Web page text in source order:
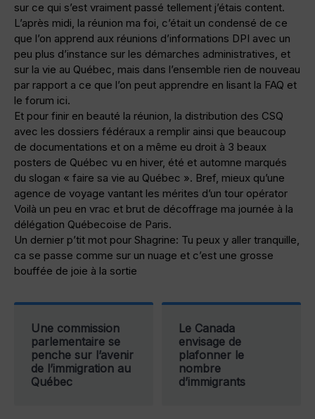
sur ce qui s’est vraiment passé tellement j’étais content.
L’après midi, la réunion ma foi, c’était un condensé de ce
que l’on apprend aux réunions d’informations DPI avec un
peu plus d’instance sur les démarches administratives, et
sur la vie au Québec, mais dans l’ensemble rien de nouveau
par rapport a ce que l’on peut apprendre en lisant la FAQ et
le forum ici.
Et pour finir en beauté la réunion, la distribution des CSQ
avec les dossiers fédéraux a remplir ainsi que beaucoup
de documentations et on a même eu droit à 3 beaux
posters de Québec vu en hiver, été et automne marqués
du slogan « faire sa vie au Québec ». Bref, mieux qu’une
agence de voyage vantant les mérites d’un tour opérator
Voilà un peu en vrac et brut de décoffrage ma journée à la
délégation Québecoise de Paris.
Un dernier p’tit mot pour Shagrine: Tu peux y aller tranquille,
ca se passe comme sur un nuage et c’est une grosse
bouffée de joie à la sortie
Une commission
parlementaire se
penche sur l’avenir
de l’immigration au
Québec
Le Canada
envisage de
plafonner le
nombre
d’immigrants